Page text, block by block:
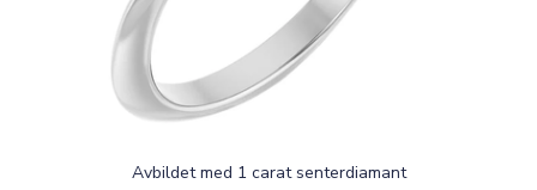
Avbildet med 1 carat senterdiamant